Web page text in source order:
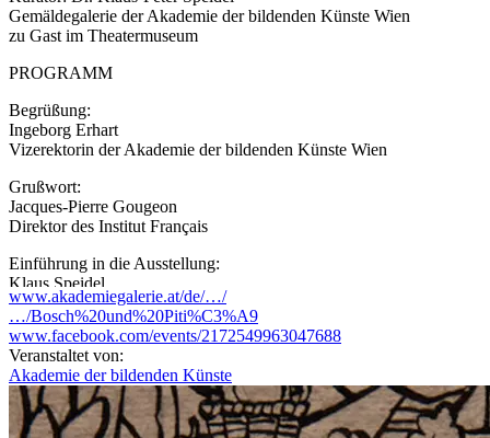
Gemäldegalerie der Akademie der bildenden Künste Wien
zu Gast im Theatermuseum
PROGRAMM
Begrüßung:
Ingeborg Erhart
Vizerektorin der Akademie der bildenden Künste Wien
Grußwort:
Jacques-Pierre Gougeon
Direktor des Institut Français
Einführung in die Ausstellung:
Klaus Speidel
Kurator der Ausstellung
Musikalische Umrahmung:
Das Ensemble der Abteilung »Alte Musik« an der Universität für
Musik und darstellende Kunst Wien
Die Künstlerin ist anwesend.
www.akademiegalerie.at/de/…/
…/Bosch%20und%20Piti%C3%A9
www.facebook.com/events/2172549963047688
Veranstaltet von:
Akademie der bildenden Künste